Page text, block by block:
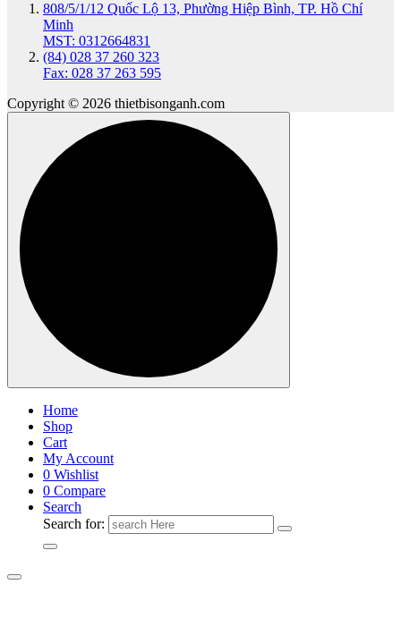
808/5/1/12 Quốc Lộ 13, Phường Hiệp Bình, TP. Hồ Chí
Minh
MST: 0312664831
(84) 028 37 260 323
Fax: 028 37 263 595
Copyright © 2026 thietbisonganh.com
Home
Shop
Cart
My Account
0 Wishlist
0 Compare
Search
Search for: